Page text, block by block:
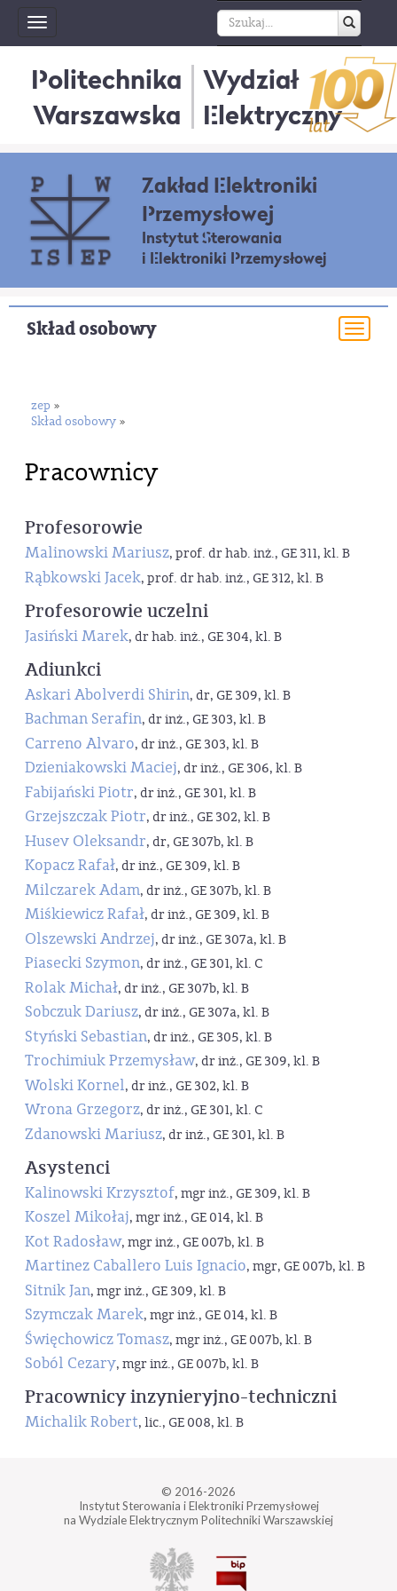
Toggle
navigation
Politechnika
Warszawska
Wydział
Elektryczny
Zakład Elektroniki
Przemysłowej
Instytut Sterowania
i Elektroniki Przemysłowej
Skład osobowy
zep »
Skład osobowy »
Pracownicy
Profesorowie
Malinowski Mariusz, prof. dr hab. inż., GE 311, kl. B
Rąbkowski Jacek, prof. dr hab. inż., GE 312, kl. B
Profesorowie uczelni
Jasiński Marek, dr hab. inż., GE 304, kl. B
Adiunkci
Askari Abolverdi Shirin, dr, GE 309, kl. B
Bachman Serafin, dr inż., GE 303, kl. B
Carreno Alvaro, dr inż., GE 303, kl. B
Dzieniakowski Maciej, dr inż., GE 306, kl. B
Fabijański Piotr, dr inż., GE 301, kl. B
Grzejszczak Piotr, dr inż., GE 302, kl. B
Husev Oleksandr, dr, GE 307b, kl. B
Kopacz Rafał, dr inż., GE 309, kl. B
Milczarek Adam, dr inż., GE 307b, kl. B
Miśkiewicz Rafał, dr inż., GE 309, kl. B
Olszewski Andrzej, dr inż., GE 307a, kl. B
Piasecki Szymon, dr inż., GE 301, kl. C
Rolak Michał, dr inż., GE 307b, kl. B
Sobczuk Dariusz, dr inż., GE 307a, kl. B
Styński Sebastian, dr inż., GE 305, kl. B
Trochimiuk Przemysław, dr inż., GE 309, kl. B
Wolski Kornel, dr inż., GE 302, kl. B
Wrona Grzegorz, dr inż., GE 301, kl. C
Zdanowski Mariusz, dr inż., GE 301, kl. B
Asystenci
Kalinowski Krzysztof, mgr inż., GE 309, kl. B
Koszel Mikołaj, mgr inż., GE 014, kl. B
Kot Radosław, mgr inż., GE 007b, kl. B
Martinez Caballero Luis Ignacio, mgr, GE 007b, kl. B
Sitnik Jan, mgr inż., GE 309, kl. B
Szymczak Marek, mgr inż., GE 014, kl. B
Święchowicz Tomasz, mgr inż., GE 007b, kl. B
Soból Cezary, mgr inż., GE 007b, kl. B
Pracownicy inzynieryjno-techniczni
Michalik Robert, lic., GE 008, kl. B
© 2016-2026
Instytut Sterowania i Elektroniki Przemysłowej
na Wydziale Elektrycznym Politechniki Warszawskiej